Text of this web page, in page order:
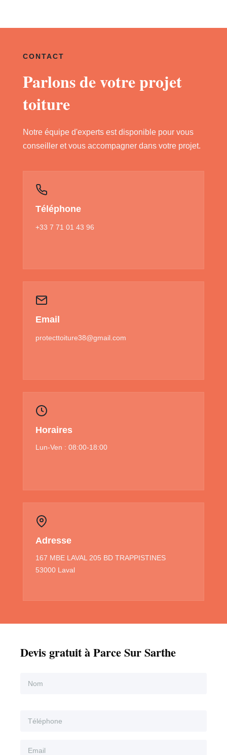
CONTACT
Parlons de votre projet
toiture
Notre équipe d'experts est disponible pour vous
conseiller et vous accompagner dans votre projet.
Téléphone
+33 7 71 01 43 96
Email
protecttoiture38@gmail.com
Horaires
Lun-Ven : 08:00-18:00
Adresse
167 MBE LAVAL 205 BD TRAPPISTINES
53000 Laval
Devis gratuit à Parce Sur Sarthe